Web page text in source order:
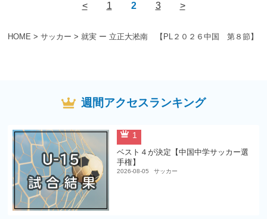
HOME > サッカー > 就実 ー 立正大淞南 【PL２０２６中国 第８節】
< 1 2 3 >
週間アクセスランキング
1
ベスト４が決定【中国中学サッカー選
手権】
2026-08-05 サッカー